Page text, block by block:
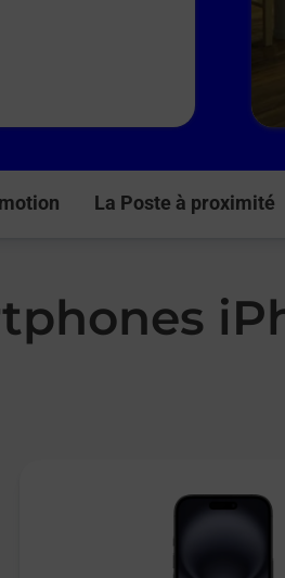
La Poste à proximité